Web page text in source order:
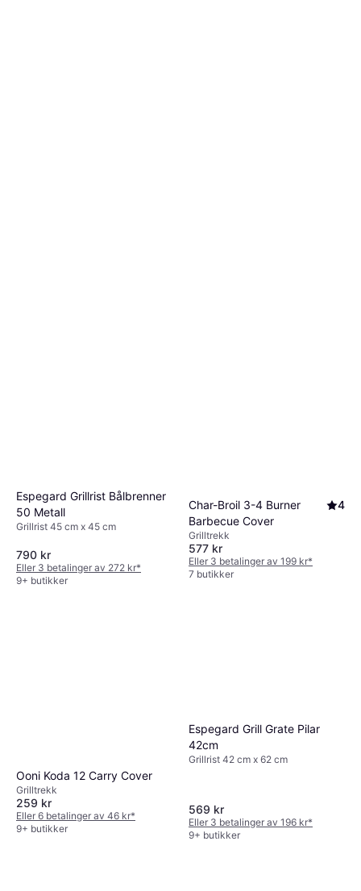
Espegard Grillrist Bålbrenner
50 Metall
Grillrist 45 cm x 45 cm
790 kr
Eller 3 betalinger av 272 kr*
9+ butikker
Char-Broil 3-4 Burner
Barbecue Cover
4
Grilltrekk
577 kr
Eller 3 betalinger av 199 kr*
7 butikker
Ooni Koda 12 Carry Cover
Grilltrekk
259 kr
Eller 6 betalinger av 46 kr*
9+ butikker
Espegard Grill Grate Pilar
42cm
Grillrist 42 cm x 62 cm
569 kr
Eller 3 betalinger av 196 kr*
9+ butikker